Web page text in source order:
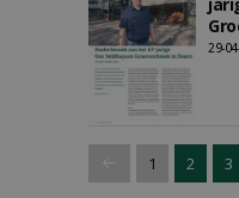
29-
1 2 3